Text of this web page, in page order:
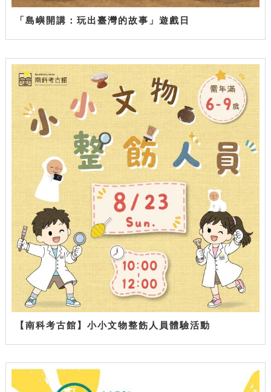
「島嶼開講：玩出臺灣的故事」遊戲日
【南科考古館】小小文物整飭人員體驗活動